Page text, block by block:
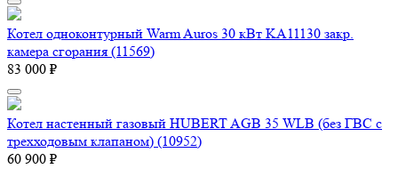
Котел одноконтурный Warm Auros 30 кВт KA11130 закр.
камера сгорания (11569)
83 000 ₽
Котел настенный газовый HUBERT AGB 35 WLB (без ГВС с
трехходовым клапаном) (10952)
60 900 ₽